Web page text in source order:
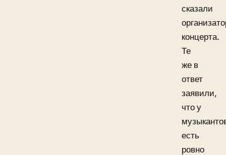
сказали
концерта.
Те
же в
ответ
заявили,
что у
есть
ровно